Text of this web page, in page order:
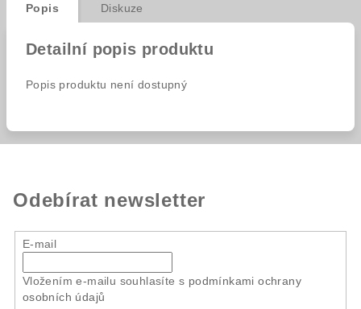
Popis Diskuze
Detailní popis produktu
Popis produktu není dostupný
Odebírat newsletter
E-mail
Vložením e-mailu souhlasíte s podmínkami ochrany
osobních údajů